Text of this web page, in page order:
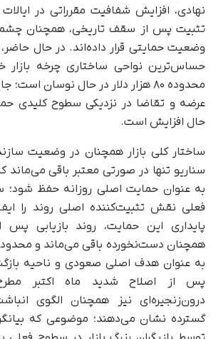
نهادی، افزایش شفافیت مقرراتی در
تثبیت پس از سقف تاریخی، همچنان
وضعیت حمایتی قرار داده‌اند. در حال
حساس‌ترین نواحی ساختاری چرخه بازار
محدوده ۸۰ هزار دلار در حال نوسان
عرضه و تقاضا در نزدیکی سطوح کلیدی
حال افزایش است.
ساختار کلی بازار همچنان در وضعیت
به‌ عنوان حمایت اصلی روزانه حفظ
فعلی نقش تثبیت‌کننده اصلی روند را
پایداری این حمایت، روند بازیابی پس
به‌ عنوان هدف اصلی صعودی و ناحیه
پس از اصلاح شدید ماه اکتبر
درون‌زنجیره‌ای نیز همچنان الگوی
گسترده نشان می‌دهند؛ موضوعی که